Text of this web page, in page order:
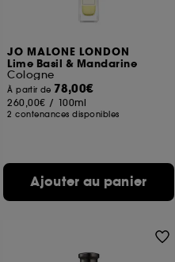
JO MALONE LONDON
Lime Basil & Mandarine
Cologne
À partir de 78,00€
260,00€ / 100ml
2 contenances disponibles
Ajouter au panier